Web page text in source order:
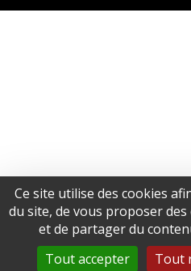
Ce site utilise des cookies
du site, de vous proposer
et de partager du
Tout accepter
Tout